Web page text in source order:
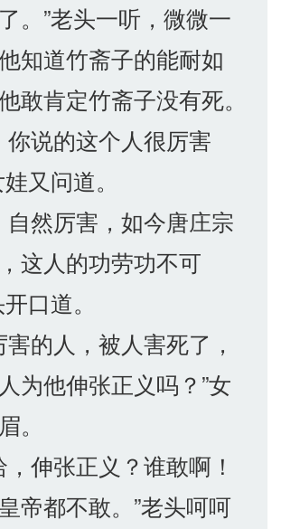
。”老头一听，微微一
知道竹斋子的能耐如
敢肯定竹斋子没有死。
说的这个人很厉害
又问道。
然厉害，如今唐庄宗
这人的功劳功不可
口道。
的人，被人害死了，
为他伸张正义吗？”女
。
伸张正义？谁敢啊！
帝都不敢。”老头呵呵